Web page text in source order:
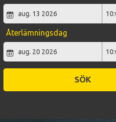
Återlämningsdag
SÖK